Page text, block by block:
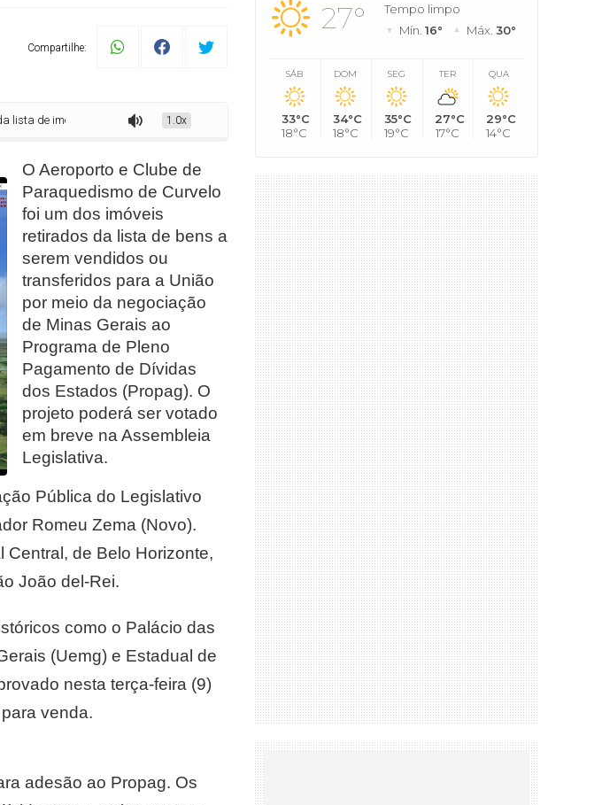
Compartilhe:
que serão vendidos à União para pagar dívida de Minas
1.0x
O Aeroporto e Clube de
Paraquedismo de Curvelo
foi um dos imóveis
retirados da lista de bens a
serem vendidos ou
transferidos para a União
por meio da negociação
de Minas Gerais ao
Programa de Pleno
Pagamento de Dívidas
dos Estados (Propag). O
projeto poderá ser votado
em breve na Assembleia
Legislativa.
Pública do Legislativo
Romeu Zema (Novo).
de Belo Horizonte,
João del-Rei.
como o Palácio das
(Uemg) e Estadual de
nesta terça-feira (9)
venda.
adesão ao Propag. Os
27°
Tempo limpo
Mín. 16° Máx. 30°
SÁB
33°C
18°C
DOM
34°C
18°C
SEG
35°C
19°C
TER
27°C
17°C
QUA
29°C
14°C